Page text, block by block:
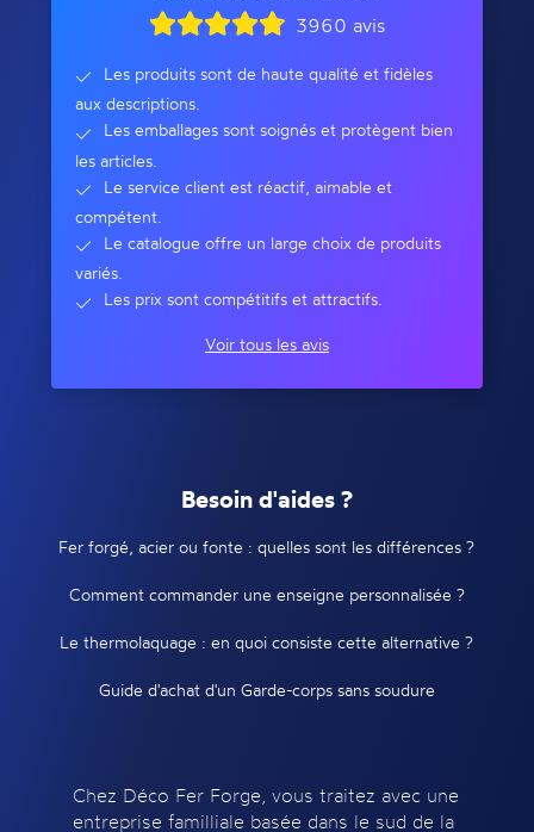
3960 avis
Les produits sont de haute qualité et fidèles
aux descriptions.
Les emballages sont soignés et protègent bien
les articles.
Le service client est réactif, aimable et
compétent.
Le catalogue offre un large choix de produits
variés.
Les prix sont compétitifs et attractifs.
Voir tous les avis
Besoin d'aides ?
Fer forgé, acier ou fonte : quelles sont les différences ?
Comment commander une enseigne personnalisée ?
Le thermolaquage : en quoi consiste cette alternative ?
Guide d'achat d'un Garde-corps sans soudure
Chez Déco Fer Forge, vous traitez avec une
entreprise familliale basée dans le sud de la